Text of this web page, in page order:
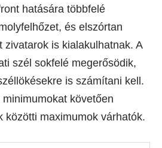
hatására többfelé
és elszórtan
zivatarok is kialakulhatnak. A
szél sokfelé megerősödik,
is számítani kell.
követően
közötti maximumok várhatók.